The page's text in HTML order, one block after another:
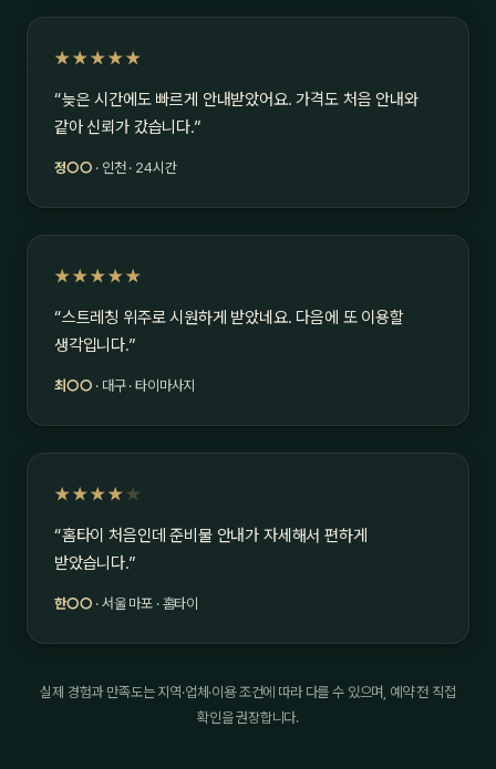
★★★★★
“늦은 시간에도 빠르게 안내받았어요. 가격도 처음 안내와
같아 신뢰가 갔습니다.”
정○○ · 인천 · 24시간
★★★★★
“스트레칭 위주로 시원하게 받았네요. 다음에 또 이용할
생각입니다.”
최○○ · 대구 · 타이마사지
★★★★ ★
“홈타이 처음인데 준비물 안내가 자세해서 편하게
받았습니다.”
한○○ · 서울 마포 · 홈타이
실제 경험과 만족도는 지역·업체·이용 조건에 따라 다를 수 있으며, 예약 전 직접
확인을 권장합니다.